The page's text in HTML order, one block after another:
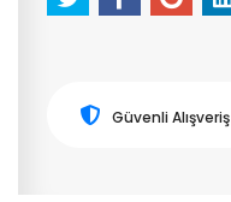
Güvenli Alışveriş